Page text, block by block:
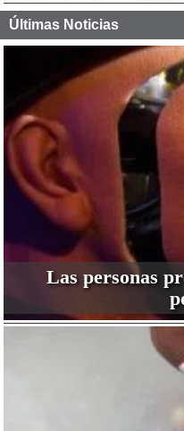
Últimas Noticias
Las personas